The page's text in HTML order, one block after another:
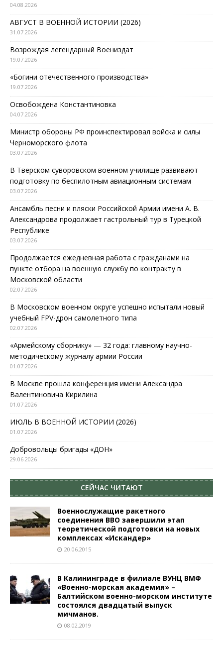
04.08.2026
АВГУСТ В ВОЕННОЙ ИСТОРИИ (2026)
31.07.2026
Возрождая легендарный Воениздат
19.07.2026
«Богини отечественного производства»
19.07.2026
Освобождена Константиновка
04.07.2026
Министр обороны РФ проинспектировал войска и силы
Черноморского флота
03.07.2026
В Тверском суворовском военном училище развивают
подготовку по беспилотным авиационным системам
03.07.2026
Ансамбль песни и пляски Российской Армии имени А. В.
Александрова продолжает гастрольный тур в Турецкой
Республике
03.07.2026
Продолжается ежедневная работа с гражданами на
пункте отбора на военную службу по контракту в
Московской области
02.07.2026
В Московском военном округе успешно испытали новый
учебный FPV-дрон самолетного типа
02.07.2026
«Армейскому сборнику» — 32 года: главному научно-
методическому журналу армии России
01.07.2026
В Москве прошла конференция имени Александра
Валентиновича Кирилина
01.07.2026
ИЮЛЬ В ВОЕННОЙ ИСТОРИИ (2026)
01.07.2026
Добровольцы бригады «ДОН»
29.06.2026
СЕЙЧАС ЧИТАЮТ
Военнослужащие ракетного
соединения ВВО завершили этап
теоретической подготовки на новых
комплексах «Искандер»
20.06.2015
В Калининграде в филиале ВУНЦ ВМФ
«Военно-морская академия» –
Балтийском военно-морском институте
состоялся двадцатый выпуск
мичманов.
08.02.2019